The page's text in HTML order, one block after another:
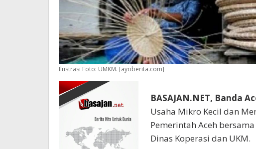
Ilustrasi Foto: UMKM. [ayoberita.com]
BASAJAN.NET, Banda
Usaha Mikro Kecil dan
Pemerintah Aceh
Dinas Koperasi dan UKM.